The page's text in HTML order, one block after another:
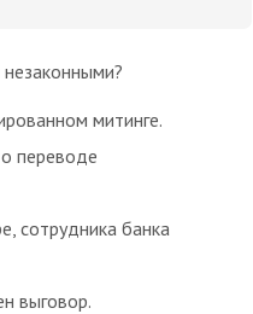
митинге.
переводе
сотрудника банка
выговор.